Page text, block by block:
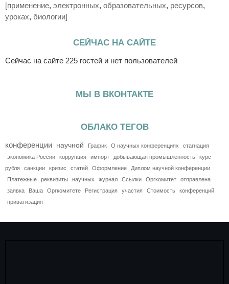
[применение, электронных, образовательных, ресурсов,
уроках, биологии]
СЕЙЧАС НА САЙТЕ
Сейчас на сайте 225 гостей и нет пользователей
МЫ В ВКОНТАКТЕ
ОБЛАКО ТЕГОВ
конференции научной График О научных конференциях
стагнация
экономика России
коррупция импорт добывающая промышленность
курс
рубля
санкции кризис статей Оформление
Диплом научной конференции
Платежные
реквизиты научных журнал Ссылки Оргкомитет
отправлена
заявка
Ваша Оргкомитете Регистрация участия Стоимость
конференций
приватизация